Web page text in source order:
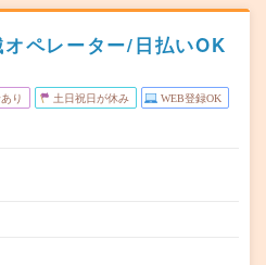
オペレーター/日払いOK
り 土日祝日が休み WEB登録OK